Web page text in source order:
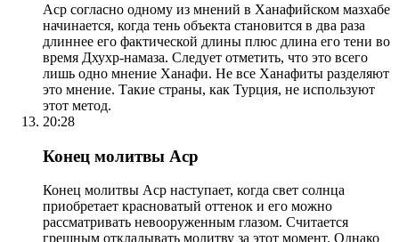
Аср согласно одному из мнений в Ханафийском мазхабе
начинается, когда тень объекта становится в два раза
длиннее его фактической длины плюс длина его тени во
время Дхухр-намаза. Следует отметить, что это всего
лишь одно мнение Ханафи. Не все Ханафиты разделяют
это мнение. Такие страны, как Турция, не используют
этот метод.
20:28
Конец молитвы Аср
Конец молитвы Аср наступает, когда свет солнца
приобретает красноватый оттенок и его можно
рассматривать невооруженным глазом. Считается
грешным откладывать молитву за этот момент. Однако